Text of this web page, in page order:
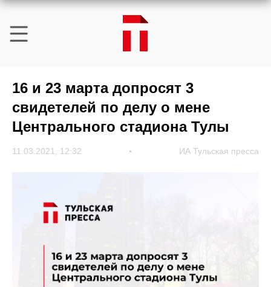
16 и 23 марта допросят 3
свидетелей по делу о мене
Центрального стадиона Тулы
11.03.2021, 12:32 ИА Тульская пресса